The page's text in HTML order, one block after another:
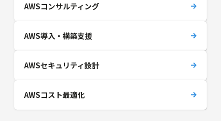
AWSコンサルティング
AWS導入・構築支援
AWSセキュリティ設計
AWSコスト最適化